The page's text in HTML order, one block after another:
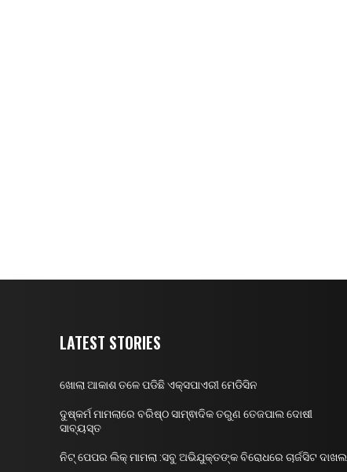
LATEST STORIES
ଖୋଲା ଆକାଶ ତଳେ ପଡିଛି ଏକ୍ସପାଏରୀ ମେଡିସିନ
ଦୁଷ୍କର୍ମ ମାମଲାରେ ବରିଷ୍ଠ ସାମ୍ଵାଦିକ ତରୁଣ ତେଜପାଲ ଦୋଷୀ
ସାବ୍ୟସ୍ତ
ନିଟ୍ ପେପର ଲିକ୍ ମାମଲା :ସବୁ ଅଭିଯୁକ୍ତଙ୍କ ବିରୋଧରେ ଚାର୍ଜସିଟ ଦାଖଲ